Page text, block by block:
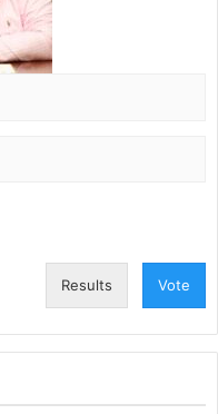
Results Vote